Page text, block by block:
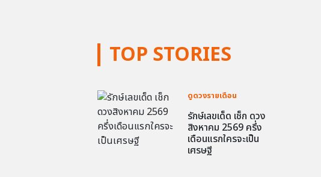
TOP STORIES
ดูดวงรายเดือน
รักษ์เลขเด็ด เช็ก ดวง
สิงหาคม 2569 ครึ่ง
เดือนแรกใครจะเป็น
เศรษฐี